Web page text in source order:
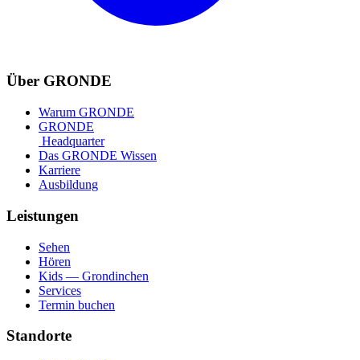
Über GRONDE
Warum GRONDE
GRONDE
Headquarter
Das GRONDE Wissen
Karriere
Ausbildung
Leistungen
Sehen
Hören
Kids — Grondinchen
Services
Termin buchen
Standorte